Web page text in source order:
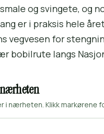
og svingete, og
er i praksis hele
vegvesen for
bobilrute langs
i nærheten. Klikk markørene